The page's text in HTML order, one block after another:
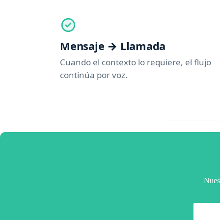
Mensaje → Llamada
Cuando el contexto lo requiere, el flujo
continúa por voz.